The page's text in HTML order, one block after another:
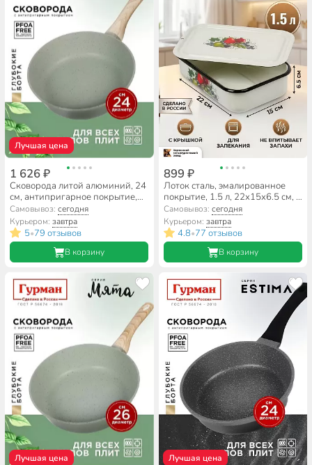
Лучшая цена
1 626 ₽
Сковорода литой алюминий, 24
см, антипригарное покрытие,
Гурман, Мята, индукция,
ГМ2401МЛ
Самовывоз:сегодня
Курьером:завтра
5•79 отзывов
В корзину
899 ₽
Лоток сталь, эмалированное
покрытие, 1.5 л, 22х15х6.5 см, в
ассортименте, прямоугольный,
Керченский металлургический
завод, 42504-082/6
Самовывоз: сегодня
Курьером: завтра
4.8•77 отзывов
В корзину
Лучшая цена Лучшая цена